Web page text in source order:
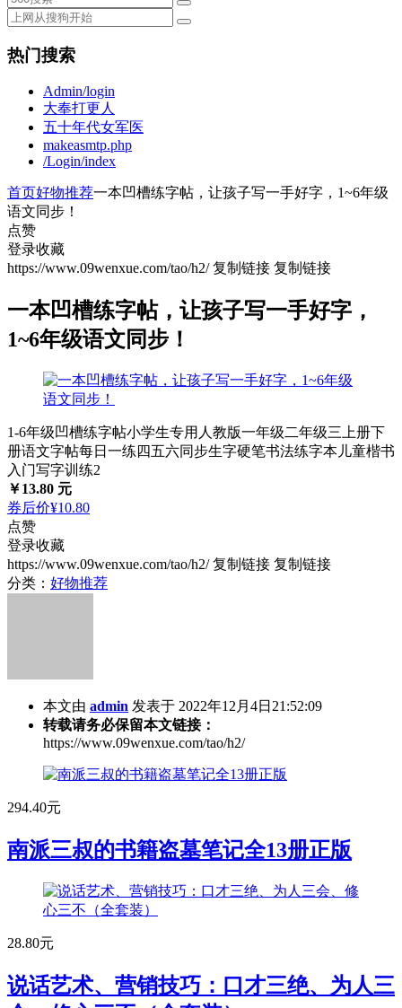
热门搜索
Admin/login
大奉打更人
五十年代女军医
makeasmtp.php
/Login/index
首页好物推荐一本凹槽练字帖，让孩子写一手好字，1~6年级
语文同步！
点赞
登录收藏
https://www.09wenxue.com/tao/h2/ 复制链接 复制链接
一本凹槽练字帖，让孩子写一手好字，
1~6年级语文同步！
1-6年级凹槽练字帖小学生专用人教版一年级二年级三上册下
册语文字帖每日一练四五六同步生字硬笔书法练字本儿童楷书
入门写字训练2
￥13.80 元
券后价¥10.80
点赞
登录收藏
https://www.09wenxue.com/tao/h2/ 复制链接 复制链接
分类： 好物推荐
本文由 admin 发表于 2022年12月4日21:52:09
转载请务必保留本文链接：
https://www.09wenxue.com/tao/h2/
294.40元
南派三叔的书籍盗墓笔记全13册正版
28.80元
说话艺术、营销技巧：口才三绝、为人三